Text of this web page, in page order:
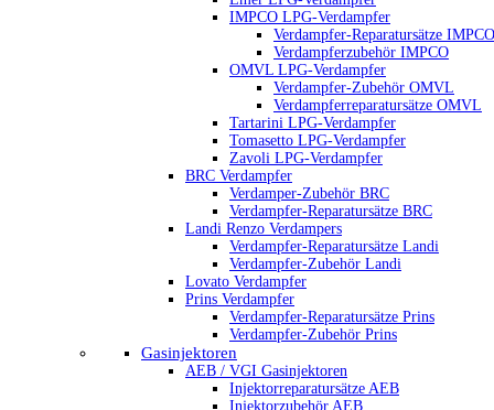
IMPCO LPG-Verdampfer
Verdampfer-Reparatursätze IMPCO
Verdampferzubehör IMPCO
OMVL LPG-Verdampfer
Verdampfer-Zubehör OMVL
Verdampferreparatursätze OMVL
Tartarini LPG-Verdampfer
Tomasetto LPG-Verdampfer
Zavoli LPG-Verdampfer
BRC Verdampfer
Verdamper-Zubehör BRC
Verdampfer-Reparatursätze BRC
Landi Renzo Verdampers
Verdampfer-Reparatursätze Landi
Verdampfer-Zubehör Landi
Lovato Verdampfer
Prins Verdampfer
Verdampfer-Reparatursätze Prins
Verdampfer-Zubehör Prins
Gasinjektoren
AEB / VGI Gasinjektoren
Injektorreparatursätze AEB
Injektorzubehör AEB